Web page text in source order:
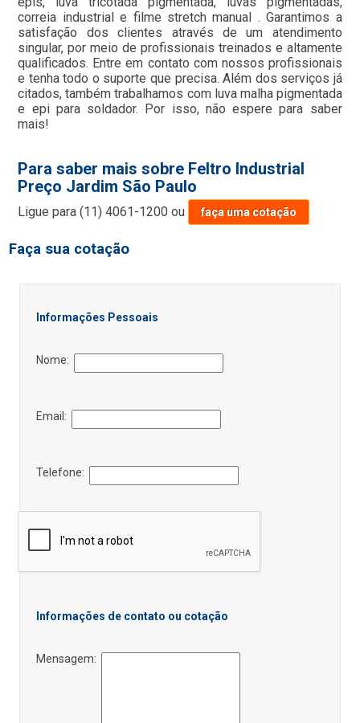
correia industrial e filme stretch manual . Garantimos a
satisfação dos clientes através de um atendimento
singular, por meio de profissionais treinados e altamente
qualificados. Entre em contato com nossos profissionais
e tenha todo o suporte que precisa. Além dos serviços já
citados, também trabalhamos com luva malha pigmentada
e epi para soldador. Por isso, não espere para saber
mais!
Para saber mais sobre Feltro Industrial
Preço Jardim São Paulo
Ligue para(11) 4061-1200 ou faça uma cotação
Faça sua cotação
Informações Pessoais
Nome:
Email:
Telefone:
Informações de contato ou cotação
Mensagem: